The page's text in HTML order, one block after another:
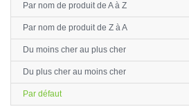
Par nom de produit de A à Z
Par nom de produit de Z à A
Du moins cher au plus cher
Du plus cher au moins cher
Par défaut